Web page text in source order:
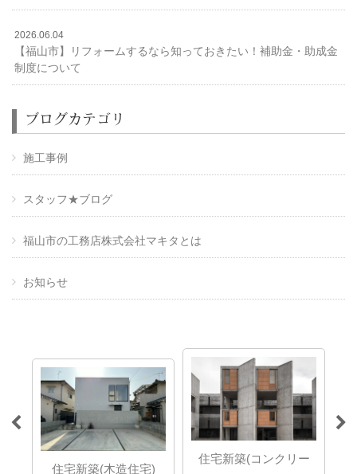
2026.06.04
【福山市】リフォームするなら知っておきたい！補助金・助成金
制度について
ブログカテゴリ
施工事例
スタッフ★ブログ
福山市の工務店株式会社マキタとは
お知らせ
住宅新築(木造住宅)
住宅新築(コンクリー